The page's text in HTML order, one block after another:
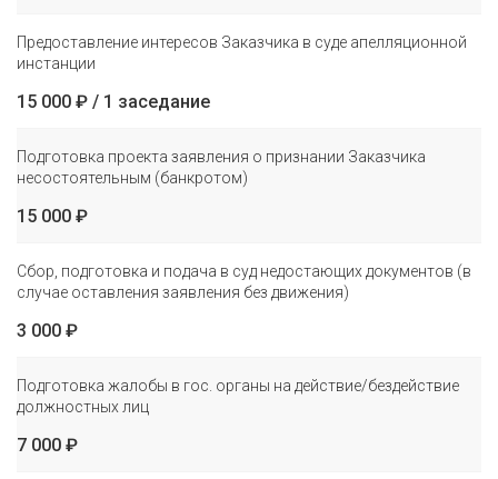
Предоставление интересов Заказчика в суде апелляционной
инстанции
15 000 ₽ / 1 заседание
Подготовка проекта заявления о признании Заказчика
несостоятельным (банкротом)
15 000 ₽
Сбор, подготовка и подача в суд недостающих документов (в
случае оставления заявления без движения)
3 000 ₽
Подготовка жалобы в гос. органы на действие/бездействие
должностных лиц
7 000 ₽